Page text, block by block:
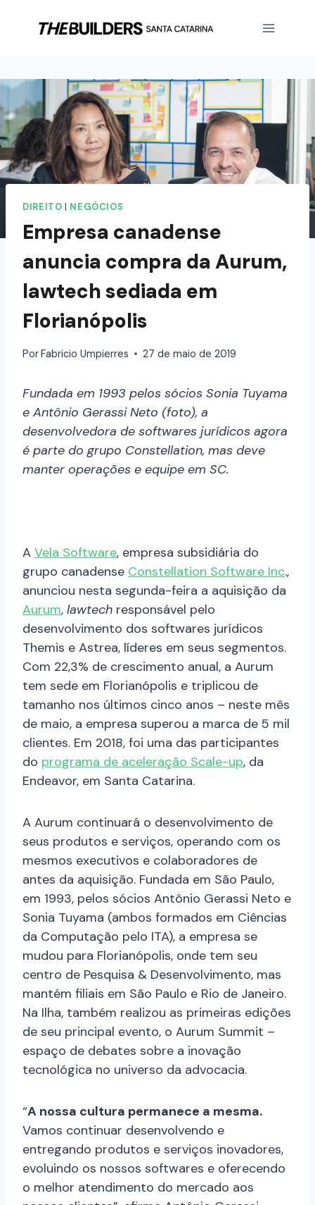
DIREITO NEGÓCIOS
Empresa canadense
anuncia compra da Aurum,
lawtech sediada em
Florianópolis
PorFabricio Umpierres 27 de maio de 2019
Fundada em 1993 pelos sócios Sonia Tuyama
e Antônio Gerassi Neto (foto), a
desenvolvedora de softwares jurídicos agora
é parte do grupo Constellation, mas deve
manter operações e equipe em SC.
A Vela Software, empresa subsidiária do
grupo canadense Constellation Software Inc.,
anunciou nesta segunda-feira a aquisição da
Aurum, lawtech responsável pelo
desenvolvimento dos softwares jurídicos
Themis e Astrea, líderes em seus segmentos.
Com 22,3% de crescimento anual, a Aurum
tem sede em Florianópolis e triplicou de
tamanho nos últimos cinco anos – neste mês
de maio, a empresa superou a marca de 5 mil
clientes. Em 2018, foi uma das participantes
do programa de aceleração Scale-up, da
Endeavor, em Santa Catarina.
A Aurum continuará o desenvolvimento de
seus produtos e serviços, operando com os
mesmos executivos e colaboradores de
antes da aquisição. Fundada em São Paulo,
em 1993, pelos sócios Antônio Gerassi Neto e
Sonia Tuyama (ambos formados em Ciências
da Computação pelo ITA), a empresa se
mudou para Florianópolis, onde tem seu
centro de Pesquisa & Desenvolvimento, mas
mantém filiais em São Paulo e Rio de Janeiro.
Na Ilha, também realizou as primeiras edições
de seu principal evento, o Aurum Summit –
espaço de debates sobre a inovação
tecnológica no universo da advocacia.
“A nossa cultura permanece a mesma.
Vamos continuar desenvolvendo e
entregando produtos e serviços inovadores,
evoluindo os nossos softwares e oferecendo
o melhor atendimento do mercado aos